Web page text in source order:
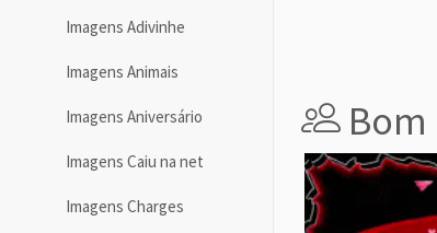
Imagens Adivinhe
Imagens Animais
Imagens Aniversário
Imagens Caiu na net
Imagens Charges